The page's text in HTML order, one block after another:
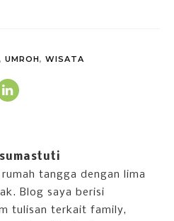
, UMROH, WISATA
tangga dengan lima
Blog saya berisi
tulisan terkait family,